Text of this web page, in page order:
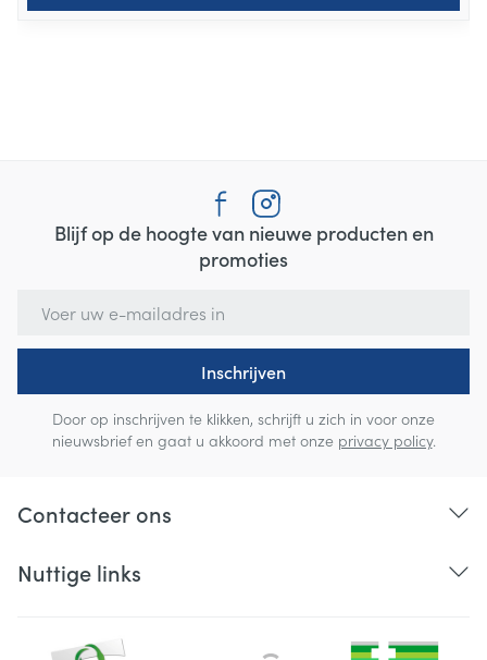
Blijf op de hoogte van nieuwe producten en
promoties
Inschrijven
Door op inschrijven te klikken, schrijft u zich in voor onze
nieuwsbrief en gaat u akkoord met onze privacy policy.
Contacteer ons
Nuttige links